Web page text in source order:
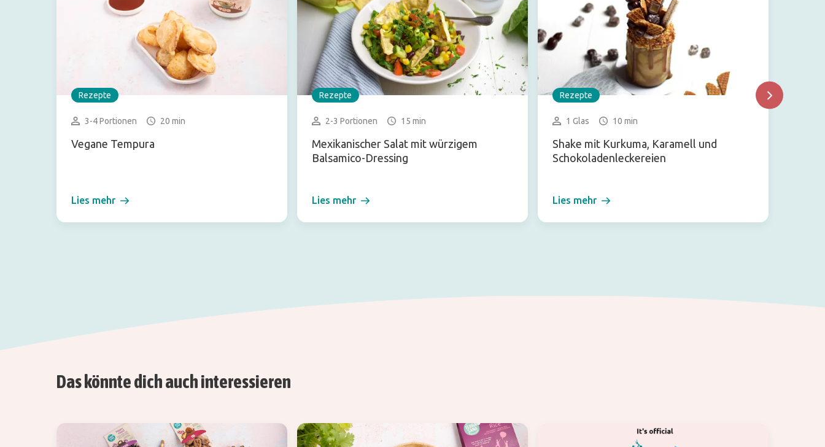
Rezepte
3-4 Portionen 20 min
Vegane Tempura
Lies mehr
Rezepte
2-3 Portionen 15 min
Mexikanischer Salat mit würzigem
Balsamico-Dressing
Lies mehr
Rezepte
1 Glas 10 min
Shake mit Kurkuma, Karamell und
Schokoladenleckereien
Lies mehr
Das könnte dich auch interessieren